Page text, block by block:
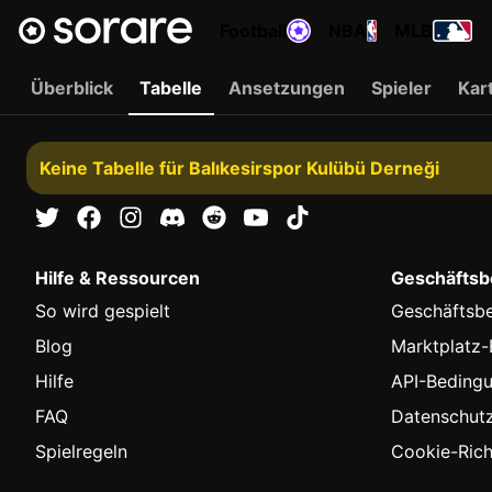
Überblick Tabelle Ansetzungen Spieler
Keine Tabelle für Balıkesirspor Kulübü Derneği
Hilfe & Ressourcen
So wird gespielt
Blog
Hilfe
FAQ
Spielregeln
Marktplatz-
API-
Cookie-